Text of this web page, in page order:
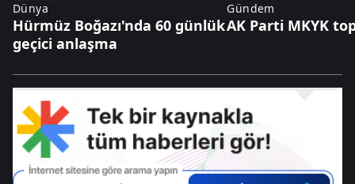
Dünya
Hürmüz Boğazı'nda 60 günlük
geçici anlaşma
Gündem
AK Parti MKYK